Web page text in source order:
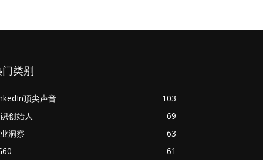
门类别
顶尖声音
103
创始人
69
洞察
63
61